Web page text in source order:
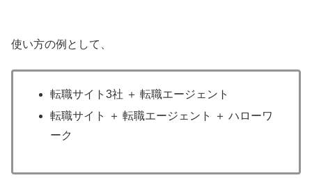
使い方の例として、
転職サイト3社 ＋ 転職エージェント
転職サイト ＋ 転職エージェント ＋ ハローワ
ーク